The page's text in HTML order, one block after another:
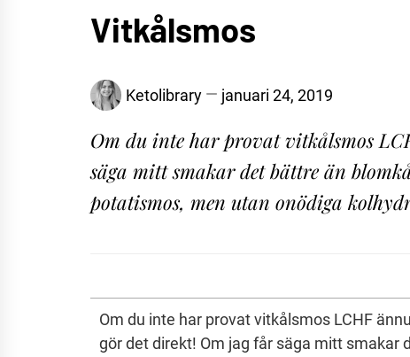
Vitkålsmos
Ketolibrary januari 24, 2019
Om du inte har provat vitkålsmos
säga mitt smakar det bättre än
potatismos, men utan onödiga
Om du inte har provat vitkålsmos LCHF
gör det direkt! Om jag får säga mitt smakar